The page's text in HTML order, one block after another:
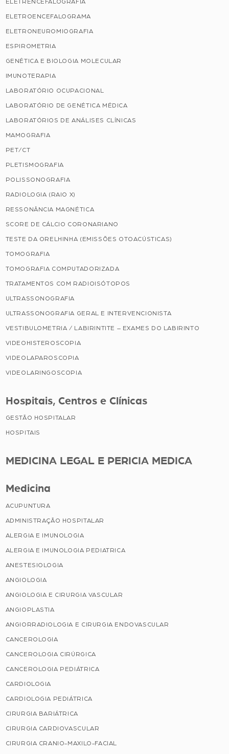
ELETRENCEFALOGRAFIA
ELETROENCEFALOGRAMA
ELETRONEUROMIOGRAFIA
ESPIROMETRIA
GENÉTICA E BIOLOGIA MOLECULAR
IMUNOTERAPIA
LABORATÓRIO OCUPACIONAL
LABORATÓRIO DE GENÉTICA MÉDICA
LABORATÓRIOS DE ANÁLISES CLÍNICAS
MAMOGRAFIA
PET/CT
PLETISMOGRAFIA
POLISSONOGRAFIA
RADIOLOGIA (RAIO X)
RESSONÂNCIA MAGNÉTICA
SCORE DE CÁLCIO CORONARIANO
TESTE DA ORELHINHA (EMISSÕES OTOACÚSTICAS)
TOMOGRAFIA
TOMOGRAFIA COMPUTADORIZADA
TRATAMENTOS COM RADIOISÓTOPOS
ULTRASSONOGRAFIA
ULTRASSONOGRAFIA GERAL E INTERVENCIONISTA
VESTIBULOMETRIA / LABIRINTITE – EXAMES DO LABIRINTO
VIDEOHISTEROSCOPIA
VIDEOLAPAROSCOPIA
VIDEOLARINGOSCOPIA
Hospitais, Centros e Clínicas
GESTÃO HOSPITALAR
HOSPITAIS
MEDICINA LEGAL E PERICIA MEDICA
Medicina
ACUPUNTURA
ADMINISTRAÇÃO HOSPITALAR
ALERGIA E IMUNOLOGIA
ALERGIA E IMUNOLOGIA PEDIATRICA
ANESTESIOLOGIA
ANGIOLOGIA
ANGIOLOGIA E CIRURGIA VASCULAR
ANGIOPLASTIA
ANGIORRADIOLOGIA E CIRURGIA ENDOVASCULAR
CANCEROLOGIA
CANCEROLOGIA CIRÚRGICA
CANCEROLOGIA PEDIÁTRICA
CARDIOLOGIA
CARDIOLOGIA PEDIÁTRICA
CIRURGIA BARIÁTRICA
CIRURGIA CARDIOVASCULAR
CIRURGIA CRANIO-MAXILO-FACIAL